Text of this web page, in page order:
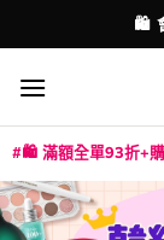
to
content
🛍️ 滿額全單93折+購